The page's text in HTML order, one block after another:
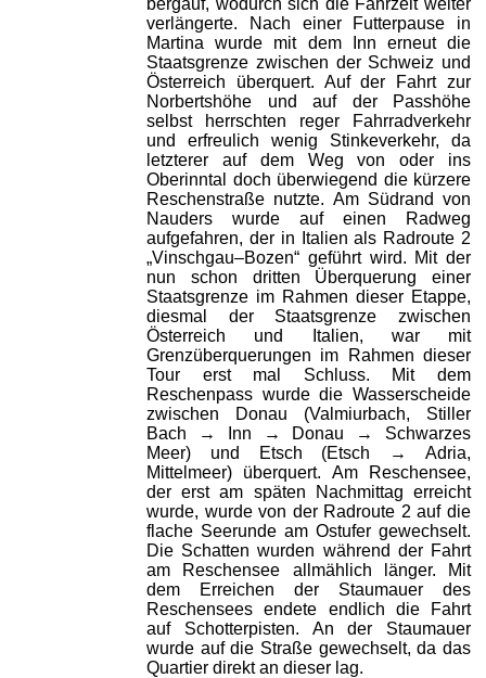
bergauf, wodurch sich die Fahrzeit weiter
verlängerte. Nach einer Futterpause in
Martina wurde mit dem Inn erneut die
Staatsgrenze zwischen der Schweiz und
Österreich überquert. Auf der Fahrt zur
Norbertshöhe und auf der Passhöhe
selbst herrschten reger Fahrradverkehr
und erfreulich wenig Stinkeverkehr, da
letzterer auf dem Weg von oder ins
Oberinntal doch überwiegend die kürzere
Reschenstraße nutzte. Am Südrand von
Nauders wurde auf einen Radweg
aufgefahren, der in Italien als Radroute 2
„Vinschgau–Bozen“ geführt wird. Mit der
nun schon dritten Überquerung einer
Staatsgrenze im Rahmen dieser Etappe,
diesmal der Staatsgrenze zwischen
Österreich und Italien, war mit
Grenzüberquerungen im Rahmen dieser
Tour erst mal Schluss. Mit dem
Reschenpass wurde die Wasserscheide
zwischen Donau (Valmiurbach, Stiller
Bach → Inn → Donau → Schwarzes
Meer) und Etsch (Etsch → Adria,
Mittelmeer) überquert. Am Reschensee,
der erst am späten Nachmittag erreicht
wurde, wurde von der Radroute 2 auf die
flache Seerunde am Ostufer gewechselt.
Die Schatten wurden während der Fahrt
am Reschensee allmählich länger. Mit
dem Erreichen der Staumauer des
Reschensees endete endlich die Fahrt
auf Schotterpisten. An der Staumauer
wurde auf die Straße gewechselt, da das
Quartier direkt an dieser lag.